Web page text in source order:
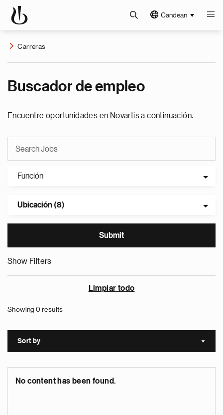
Candean
Carreras
Buscador de empleo
Encuentre oportunidades en Novartis a continuación.
Función
Ubicación (8)
Show Filters
Limpiar todo
Showing 0 results
Sort by Sort
No content has been found.